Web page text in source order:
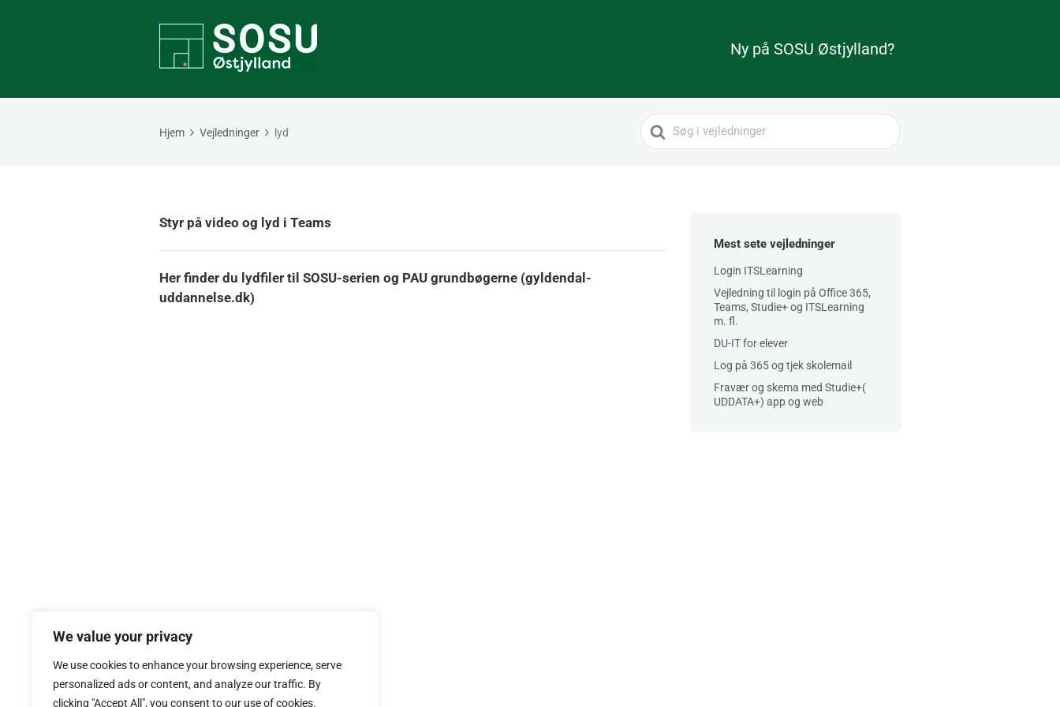
We value your privacy
We use cookies to enhance your browsing experience, serve
personalized ads or content, and analyze our traffic. By
clicking "Accept All", you consent to our use of cookies.
Ny på SOSU Østjylland?
Hjem Vejledninger lyd
Search
For
Styr på video og lyd i Teams
Her finder du lydfiler til SOSU-serien og PAU grundbøgerne (gyldendal-
uddannelse.dk)
Mest sete vejledninger
Login ITSLearning
Vejledning til login på Office 365,
Teams, Studie+ og ITSLearning
m. fl.
DU-IT for elever
Log på 365 og tjek skolemail
Fravær og skema med Studie+(
UDDATA+) app og web